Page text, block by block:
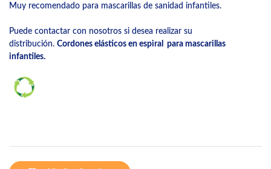
Muy recomendado para mascarillas de sanidad infantiles.
Puede contactar con nosotros si desea realizar su
distribución. Cordones elásticos en espiral para mascarillas
infantiles.